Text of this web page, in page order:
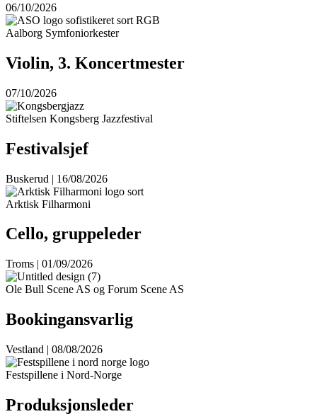
06/10/2026
Aalborg Symfoniorkester
Violin, 3. Koncertmester
07/10/2026
Stiftelsen Kongsberg Jazzfestival
Festivalsjef
Buskerud | 16/08/2026
Arktisk Filharmoni
Cello, gruppeleder
Troms | 01/09/2026
Ole Bull Scene AS og Forum Scene AS
Bookingansvarlig
Vestland | 08/08/2026
Festspillene i Nord-Norge
Produksjonsleder